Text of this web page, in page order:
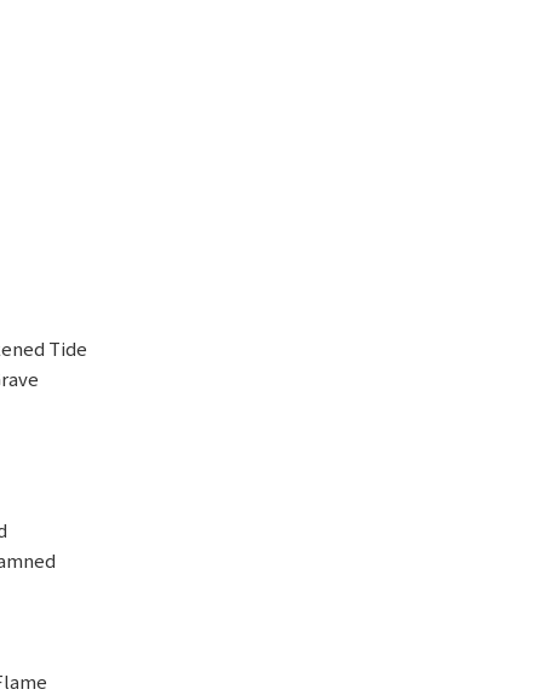
Tide